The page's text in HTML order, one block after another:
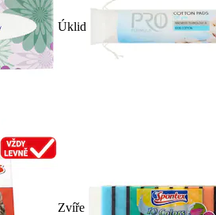
Úklid
Zvíře